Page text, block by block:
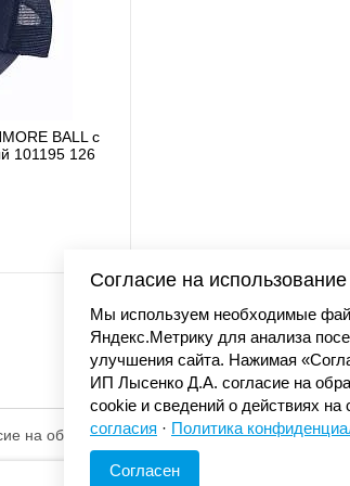
BALL с
101195 126
© «Элемент». 2013-2026
на обработку
Согласие на
Мы используем необходимые
Яндекс.Метрику для анализа
улучшения сайта. Нажимая
ИП Лысенко Д.А. согласие на
cookie и сведений о действиях на
согласия · Политика
Согласен